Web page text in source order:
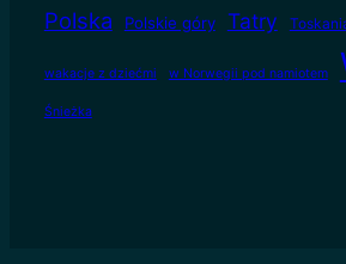
Polska Polskie góry Tatry
wakacje z dziećmi w Norwegii pod namiotem
Śnieżka